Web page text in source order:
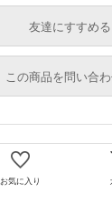
友達にすすめる
必須
必須
この商品を問い合
必須
お気に入り